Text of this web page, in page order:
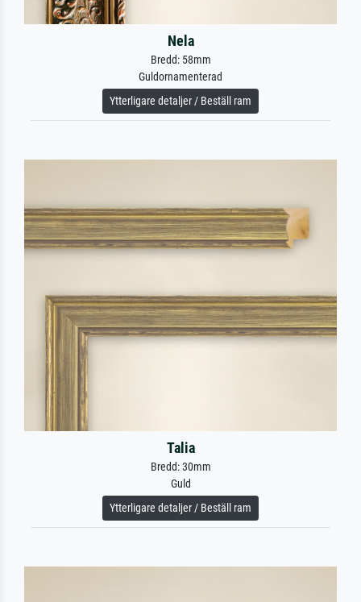
Nela
Bredd: 58mm
Guldornamenterad
Ytterligare detaljer / Beställ ram
Talia
Bredd: 30mm
Guld
Ytterligare detaljer / Beställ ram